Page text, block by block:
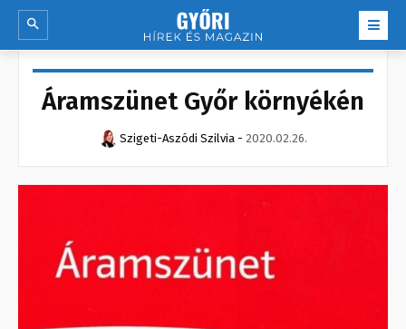
Áramszünet Győr környékén
Szigeti-Aszódi Szilvia - 2020.02.26.